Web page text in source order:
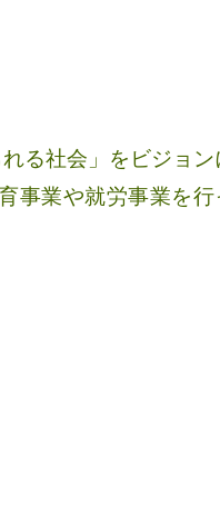
る社会」をビジョン
事業や就労事業を行